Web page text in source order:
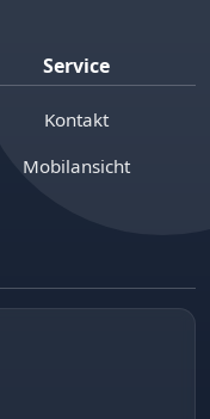
Service
Kontakt
Mobilansicht